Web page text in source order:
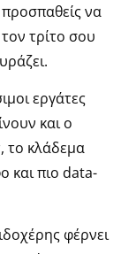
να
τρίτο σου
εργάτες
και ο
το κλάδεμα
και πιο data-
φέρνει